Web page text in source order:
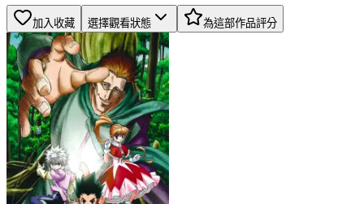
加入收藏 選擇觀看狀態 為這部作品評分